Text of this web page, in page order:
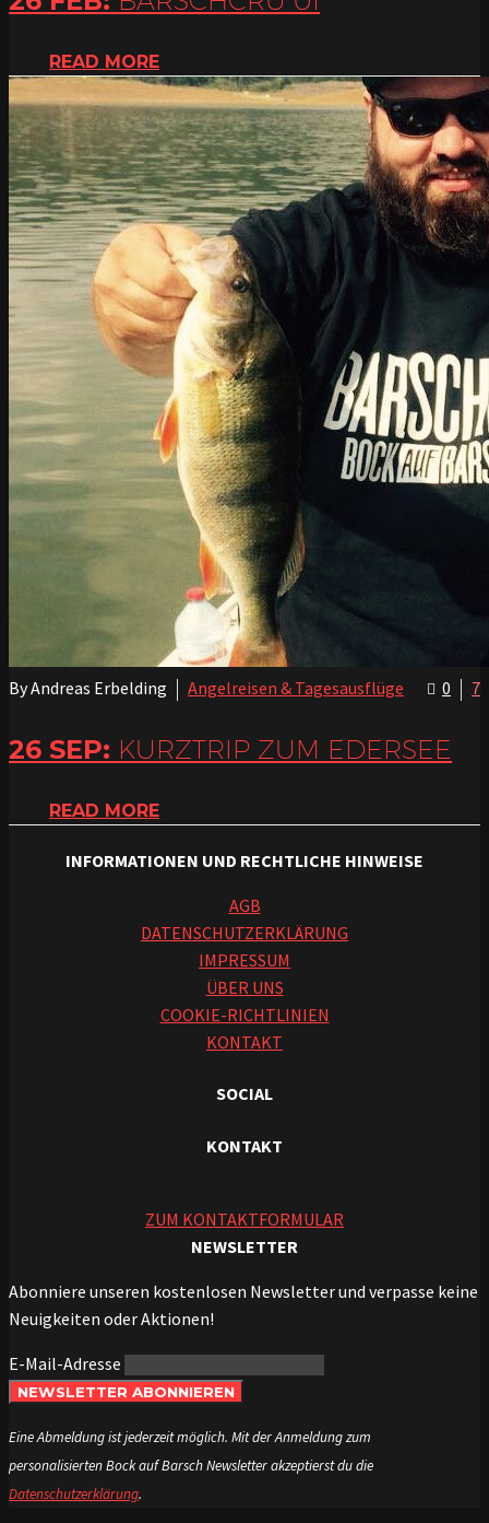
READ MORE
0 7
By Andreas Erbelding Angelreisen & Tagesausflüge
26 SEP: KURZTRIP ZUM EDERSEE
READ MORE
INFORMATIONEN UND RECHTLICHE HINWEISE
AGB
DATENSCHUTZERKLÄRUNG
IMPRESSUM
ÜBER UNS
COOKIE-RICHTLINIEN
KONTAKT
SOCIAL
KONTAKT
ZUM KONTAKTFORMULAR
NEWSLETTER
Abonniere unseren kostenlosen Newsletter und verpasse keine
Neuigkeiten oder Aktionen!
E-Mail-Adresse
NEWSLETTER ABONNIEREN
Eine Abmeldung ist jederzeit möglich. Mit der Anmeldung zum
personalisierten Bock auf Barsch Newsletter akzeptierst du die
Datenschutzerklärung.